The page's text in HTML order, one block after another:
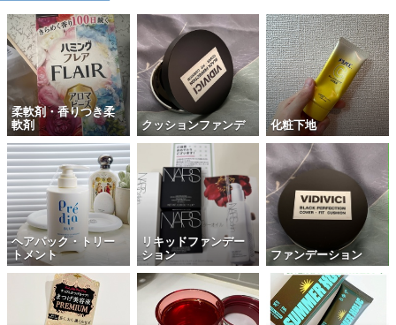
柔軟剤・香りつき柔
軟剤
クッションファンデ 化粧下地
ヘアパック・トリー
トメント
リキッドファンデー
ション
ファンデーション